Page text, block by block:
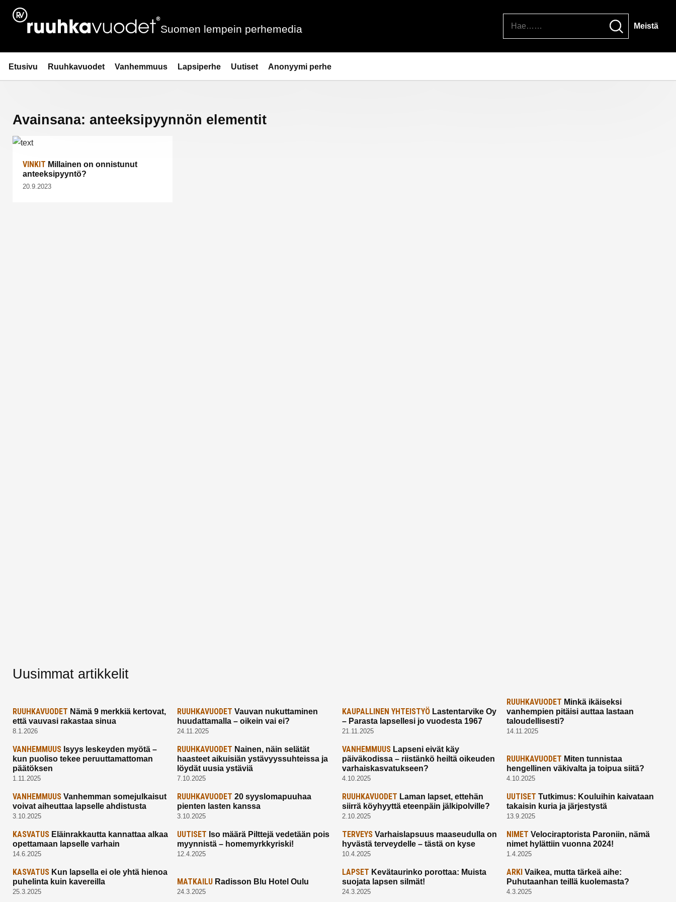
Siirry
sisältöön
Ruuhkavuodet.fi
Suomen lempein perhemedia Meistä
Etusivu Ruuhkavuodet Vanhemmuus Lapsiperhe Uutiset Anonyymi perhe
Avainsana: anteeksipyynnön elementit
VINKIT Millainen on onnistunut
anteeksipyyntö?
20.9.2023
Uusimmat artikkelit
RUUHKAVUODET Nämä 9 merkkiä kertovat,
että vauvasi rakastaa sinua
8.1.2026
RUUHKAVUODET Vauvan nukuttaminen
huudattamalla – oikein vai ei?
24.11.2025
KAUPALLINEN YHTEISTYÖLastentarvike Oy
– Parasta lapsellesi jo vuodesta 1967
21.11.2025
RUUHKAVUODET Minkä ikäiseksi
vanhempien pitäisi auttaa lastaan
taloudellisesti?
14.11.2025
VANHEMMUUS Isyys leskeyden myötä –
kun puoliso tekee peruuttamattoman
päätöksen
1.11.2025
RUUHKAVUODET Nainen, näin selätät
haasteet aikuisiän ystävyyssuhteissa ja
löydät uusia ystäviä
7.10.2025
VANHEMMUUSLapseni eivät käy
päiväkodissa – riistänkö heiltä oikeuden
varhaiskasvatukseen?
4.10.2025
RUUHKAVUODET Miten tunnistaa
hengellinen väkivalta ja toipua siitä?
4.10.2025
VANHEMMUUS Vanhemman somejulkaisut
voivat aiheuttaa lapselle ahdistusta
3.10.2025
RUUHKAVUODET 20 syyslomapuuhaa
pienten lasten kanssa
3.10.2025
RUUHKAVUODET Laman lapset, ettehän
siirrä köyhyyttä eteenpäin jälkipolville?
2.10.2025
UUTISET Tutkimus: Kouluihin kaivataan
takaisin kuria ja järjestystä
13.9.2025
KASVATUS Eläinrakkautta kannattaa alkaa
opettamaan lapselle varhain
14.6.2025
UUTISET Iso määrä Pilttejä vedetään pois
myynnistä – homemyrkkyriski!
12.4.2025
TERVEYSVarhaislapsuus maaseudulla on
hyvästä terveydelle – tästä on kyse
10.4.2025
NIMET Velociraptorista Paroniin, nämä
nimet hylättiin vuonna 2024!
1.4.2025
KASVATUS Kun lapsella ei ole yhtä hienoa
puhelinta kuin kavereilla
25.3.2025
MATKAILU Radisson Blu Hotel Oulu
24.3.2025
LAPSET Kevätaurinko porottaa: Muista
suojata lapsen silmät!
24.3.2025
ARKI Vaikea, mutta tärkeä aihe:
Puhutaanhan teillä kuolemasta?
4.3.2025